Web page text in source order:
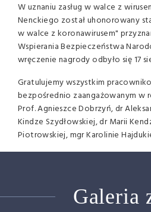
W uznaniu zasług w walce z
Nenckiego został uhonorowany
w walce z koronawirusem"
Wspierania Bezpieczeństwa
wręczenie nagrody odbyło się 17
Gratulujemy wszystkim
bezpośrednio zaangażowanym w
Prof. Agnieszce Dobrzyń, dr
Kindze Szydłowskiej, dr Marii
Piotrowskiej, mgr Karolinie
Galeria